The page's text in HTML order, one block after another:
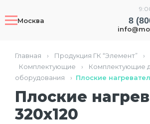
Москва 8
Главная › Продукция ГК “Элемент”
›
Комплектующие
›
Комплектующие
оборудования
› Плоские
Плоские
320х120